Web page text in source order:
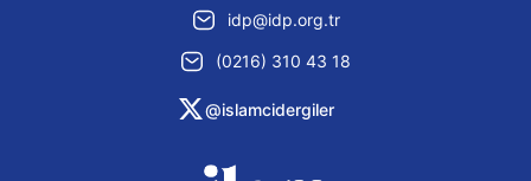
idp@idp.org.tr
(0216) 310 43 18
@islamcidergiler